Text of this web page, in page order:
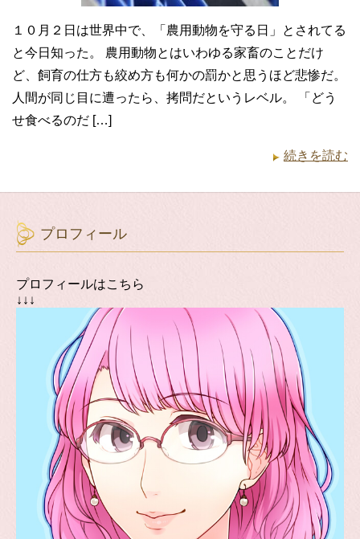
１０月２日は世界中で、「農用動物を守る日」とされてる
と今日知った。 農用動物とはいわゆる家畜のことだけ
ど、飼育の仕方も絞め方も何かの罰かと思うほど悲惨だ。
人間が同じ目に遭ったら、拷問だというレベル。 「どう
せ食べるのだ […]
続きを読む
プロフィール
プロフィールはこちら
↓↓↓